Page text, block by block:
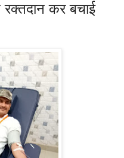
रक्तदान कर बचाई